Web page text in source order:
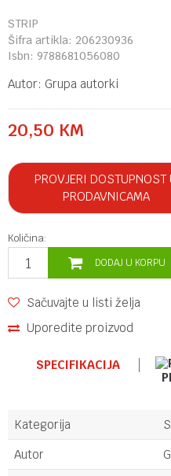
STRIP
Šifra artikla: 206230936
Isbn: 9788681056080
Autor: Grupa autorki
20,50 KM
PROVJERI DOSTUPNOST
PRODAVNICAMA
Količina:
DODAJ U KORPU
Sačuvajte u listi želja
Uporedite proizvod
SPECIFIKACIJA
Kategorija
Autor